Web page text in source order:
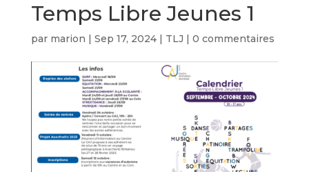
Temps Libre Jeunes 1
par marion | Sep 17, 2024| TLJ | 0 commentaires